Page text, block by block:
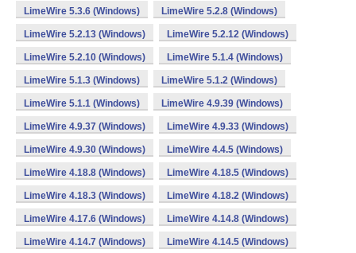
LimeWire 5.3.6 (Windows) LimeWire 5.2.8 (Windows)
LimeWire 5.2.13 (Windows) LimeWire 5.2.12 (Windows)
LimeWire 5.2.10 (Windows) LimeWire 5.1.4 (Windows)
LimeWire 5.1.3 (Windows) LimeWire 5.1.2 (Windows)
LimeWire 5.1.1 (Windows) LimeWire 4.9.39 (Windows)
LimeWire 4.9.37 (Windows) LimeWire 4.9.33 (Windows)
LimeWire 4.9.30 (Windows) LimeWire 4.4.5 (Windows)
LimeWire 4.18.8 (Windows) LimeWire 4.18.5 (Windows)
LimeWire 4.18.3 (Windows) LimeWire 4.18.2 (Windows)
LimeWire 4.17.6 (Windows) LimeWire 4.14.8 (Windows)
LimeWire 4.14.7 (Windows) LimeWire 4.14.5 (Windows)